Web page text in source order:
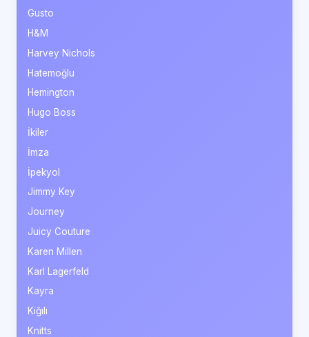
Gusto
H&M
Harvey Nichols
Hatemoğlu
Hemington
Hugo Boss
İkiler
İmza
İpekyol
Jimmy Key
Journey
Juicy Couture
Karen Millen
Karl Lagerfeld
Kayra
Kiğılı
Knitts